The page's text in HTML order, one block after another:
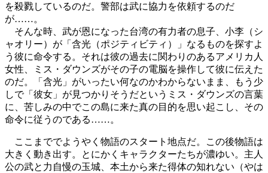
を殺戮しているのだ。警部は武に協力を依頼するのだ
が……。
そんな時、武が恩になった台湾の有力者の息子、小李（シ
ャオリー）が「含光（ポジティビティ）」なるものを探すよ
う彼に命令する。それは彼の過去に関わりのあるアメリカ人
女性、ミス・ダウンズがその子の電脳を操作して彼に伝えた
のだ。「含光」がいったい何なのかわからないまま、もう少
しで「彼女」が見つかりそうだというミス・ダウンズの言葉
に、苦しみの中でこの島に来た真の目的を思い起こし、その
命令に従うのである……。
ここまででようやく物語のスタート地点だ。この後物語は
大きく動き出す。とにかくキャラクターたちが濃ゆい。主人
公の武と力自慢の玉城、本土から来た得体の知れない（やは